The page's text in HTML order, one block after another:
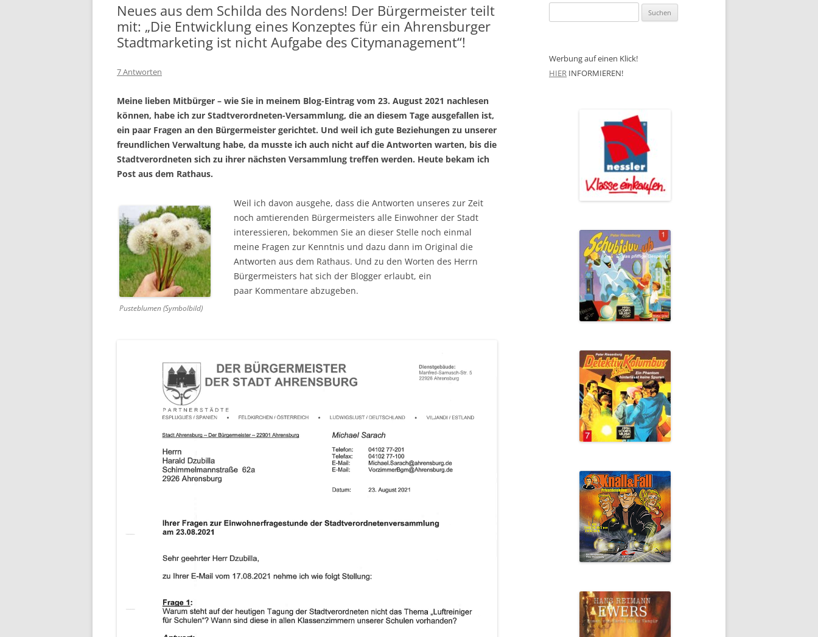
Neues aus dem Schilda des Nordens! Der Bürgermeister teilt
mit: „Die Entwicklung eines Konzeptes für ein Ahrensburger
Stadtmarketing ist nicht Aufgabe des Citymanagement“!
7 Antworten
Meine lieben Mitbürger – wie Sie in meinem Blog-Eintrag vom 23. August 2021 nachlesen
können, habe ich zur Stadtverordneten-Versammlung, die an diesem Tage ausgefallen ist,
ein paar Fragen an den Bürgermeister gerichtet. Und weil ich gute Beziehungen zu unserer
freundlichen Verwaltung habe, da musste ich auch nicht auf die Antworten warten, bis die
Stadtverordneten sich zu ihrer nächsten Versammlung treffen werden. Heute bekam ich
Post aus dem Rathaus.
Pusteblumen (Symbolbild)
Weil ich davon ausgehe, dass die Antworten unseres zur Zeit
noch amtierenden Bürgermeisters alle Einwohner der Stadt
interessieren, bekommen Sie an dieser Stelle noch einmal
meine Fragen zur Kenntnis und dazu dann im Original die
Antworten aus dem Rathaus. Und zu den Worten des Herrn
Bürgermeisters hat sich der Blogger erlaubt, ein
paar Kommentare abzugeben.
nach:
Werbung auf einen Klick!
HIER INFORMIEREN!